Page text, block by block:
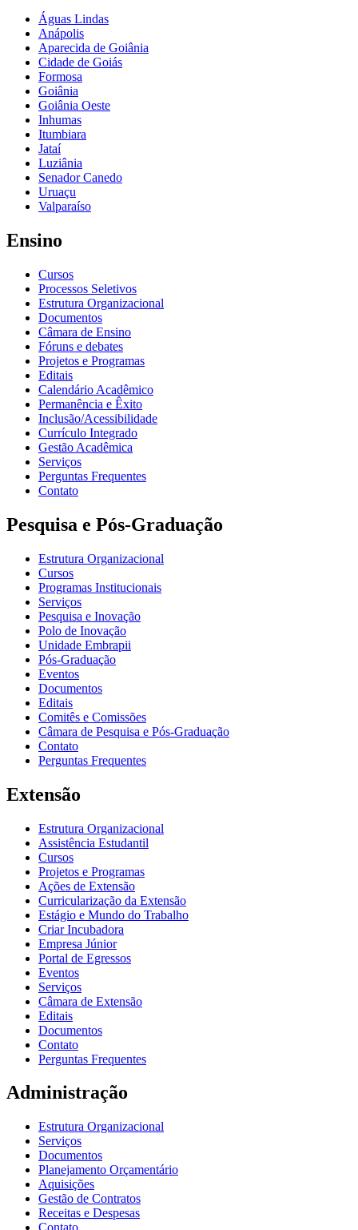
Águas Lindas
Anápolis
Aparecida de Goiânia
Cidade de Goiás
Formosa
Goiânia
Goiânia Oeste
Inhumas
Itumbiara
Jataí
Luziânia
Senador Canedo
Uruaçu
Valparaíso
Ensino
Cursos
Processos Seletivos
Estrutura Organizacional
Documentos
Câmara de Ensino
Fóruns e debates
Projetos e Programas
Editais
Calendário Acadêmico
Permanência e Êxito
Inclusão/Acessibilidade
Currículo Integrado
Gestão Acadêmica
Serviços
Perguntas Frequentes
Contato
Pesquisa e Pós-Graduação
Estrutura Organizacional
Cursos
Programas Institucionais
Serviços
Pesquisa e Inovação
Polo de Inovação
Unidade Embrapii
Pós-Graduação
Eventos
Documentos
Editais
Comitês e Comissões
Câmara de Pesquisa e Pós-Graduação
Contato
Perguntas Frequentes
Extensão
Estrutura Organizacional
Assistência Estudantil
Cursos
Projetos e Programas
Ações de Extensão
Curricularização da Extensão
Estágio e Mundo do Trabalho
Criar Incubadora
Empresa Júnior
Portal de Egressos
Eventos
Serviços
Câmara de Extensão
Editais
Documentos
Contato
Perguntas Frequentes
Administração
Estrutura Organizacional
Serviços
Documentos
Planejamento Orçamentário
Aquisições
Gestão de Contratos
Receitas e Despesas